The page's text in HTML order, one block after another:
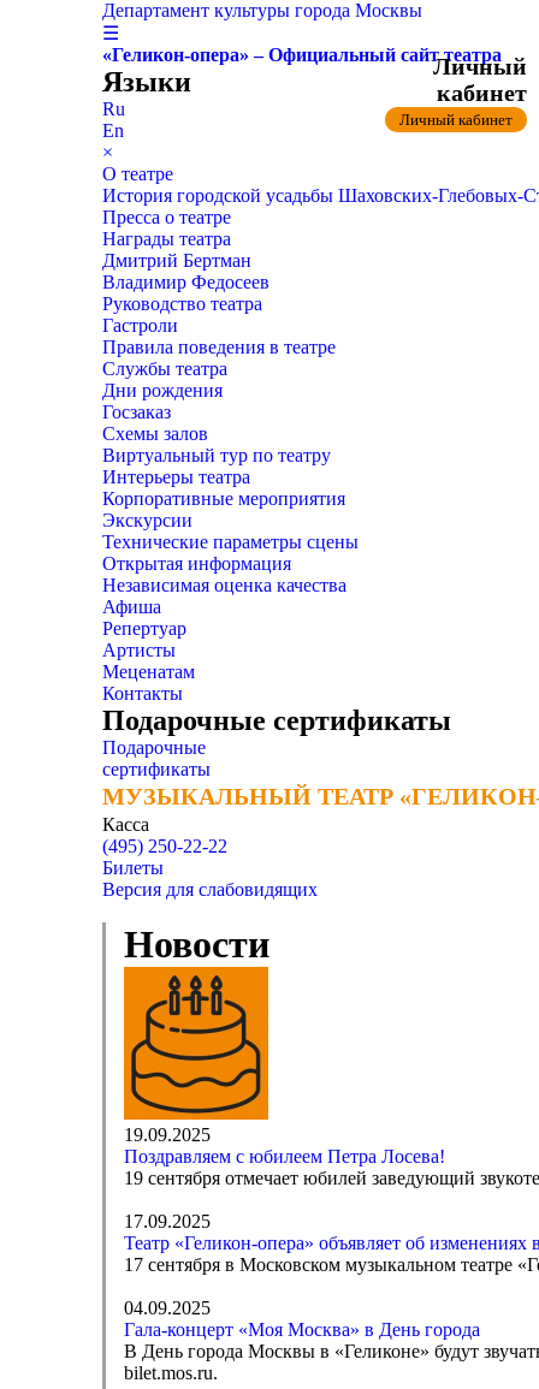
Департамент культуры города Москвы
☰
«Геликон-опера» – Официальный сайт театра
Языки
Ru
En
×
О театре
История городской усадьбы Шаховских-
Пресса о театре
Награды театра
Дмитрий Бертман
Владимир Федосеев
Руководство театра
Гастроли
Правила поведения в театре
Службы театра
Дни рождения
Госзаказ
Схемы залов
Виртуальный тур по театру
Интерьеры театра
Корпоративные мероприятия
Экскурсии
Технические параметры сцены
Открытая информация
Независимая оценка качества
Афиша
Репертуар
Артисты
Меценатам
Контакты
Подарочные сертификаты
Подарочные
сертификаты
МУЗЫКАЛЬНЫЙ ТЕАТР
МУЗЫКАЛЬНЫЙ ТЕАТР
Касса
(495) 250-22-22
Личный
кабинет
Личный кабинет
Билеты
Версия для слабовидящих
Новости
19.09.2025
Поздравляем с юбилеем Петра Лосева!
19 сентября отмечает юбилей заведующий
17.09.2025
Театр «Геликон-опера» объявляет об изменениях
17 сентября в Московском музыкальном театре
04.09.2025
Гала-концерт «Моя Москва» в День города
В День города Москвы в «Геликоне» будут
bilet.mos.ru.